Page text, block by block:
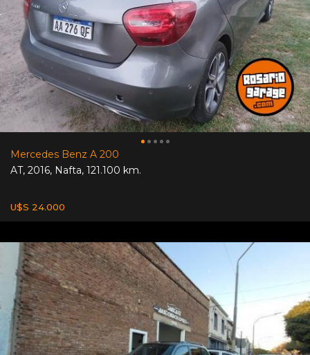
Mercedes Benz A 200
AT, 2016, Nafta, 121.100 km.
U$S 24.000